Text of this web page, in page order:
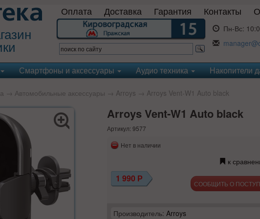
Оплата Доставка Гарантия Контакты
Пн-Вс:
Смартфоны и аксессуары Аудио техника Накопители
→ Автомобильные аксессуары → Arroys → Arroys Vent-W1 Auto black
Arroys Vent-W1 Auto black
Артикул: 9577
Нет в наличии
к
1 990 Р СООБЩИТЬ О
Производитель: Arroys